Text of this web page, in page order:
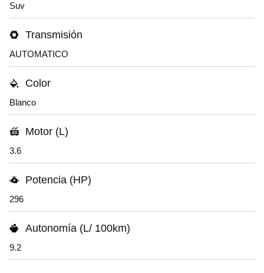
Suv
Transmisión
AUTOMATICO
Color
Blanco
Motor (L)
3.6
Potencia (HP)
296
Autonomía (L/ 100km)
9.2